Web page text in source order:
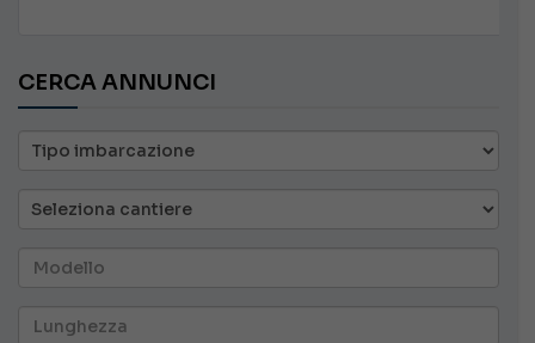
CERCA ANNUNCI